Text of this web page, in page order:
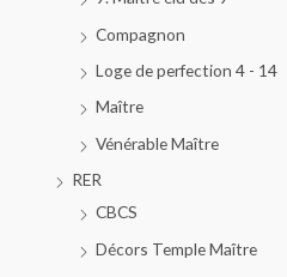
Compagnon
Loge de perfection 4 - 14
Maître
Vénérable Maître
RER
CBCS
Décors Temple Maître